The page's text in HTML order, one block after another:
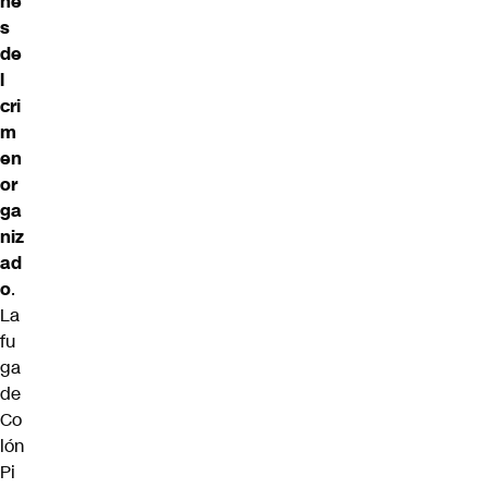
s
de
l
cri
m
en
or
ga
niz
ad
o.
La
fu
ga
de
Co
lón
Pi